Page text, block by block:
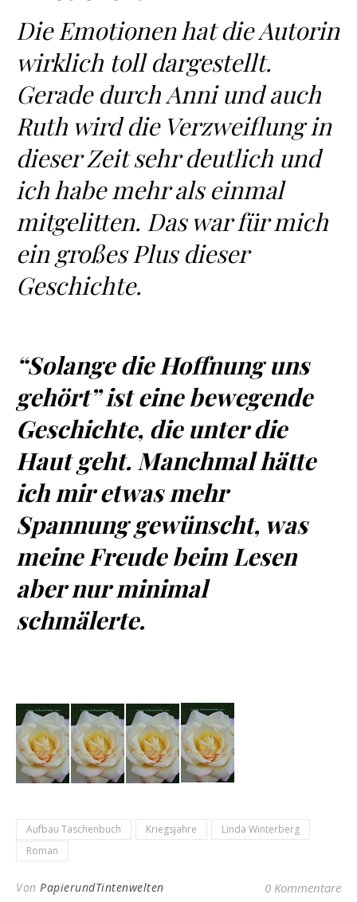
Die Emotionen hat die Autorin
wirklich toll dargestellt.
Gerade durch Anni und auch
Ruth wird die Verzweiflung in
dieser Zeit sehr deutlich und
ich habe mehr als einmal
mitgelitten. Das war für mich
ein großes Plus dieser
Geschichte.
“Solange die Hoffnung uns
gehört” ist eine bewegende
Geschichte, die unter die
Haut geht. Manchmal hätte
ich mir etwas mehr
Spannung gewünscht, was
meine Freude beim Lesen
aber nur minimal
schmälerte.
Aufbau Taschenbuch Kriegsjahre
Linda Winterberg
Roman
Von PapierundTintenwelten 0 Kommentare